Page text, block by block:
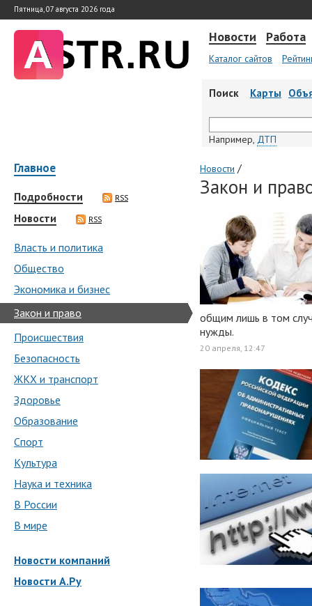
Пятница, 07 августа 2026 года
Новости Работа
Каталог сайтов
Поиск Карты
Например, ДТП
Главное
Подробности RSS
Новости RSS
Власть и политика
Общество
Экономика и бизнес
Закон и право
Происшествия
Безопасность
ЖКХ и транспорт
Здоровье
Образование
Спорт
Культура
Наука и техника
В России
В мире
Новости компаний
Новости А.Ру
Новости /
Закон и
общим лишь в том
нужды.
20 апреля, 12:47